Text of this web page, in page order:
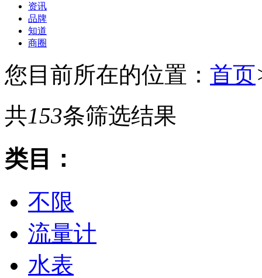
资讯
品牌
知道
商圈
您目前所在的位置： 首页
共153条筛选结果
类目：
不限
流量计
水表